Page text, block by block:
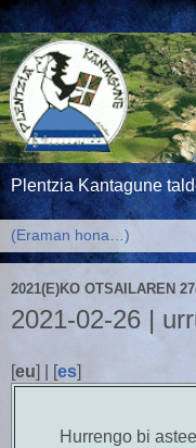
Plentzia Kantagune
2021(E)KO OTSAILAREN
2021-02-26 |
[eu] | [es]
Hurrengo bi